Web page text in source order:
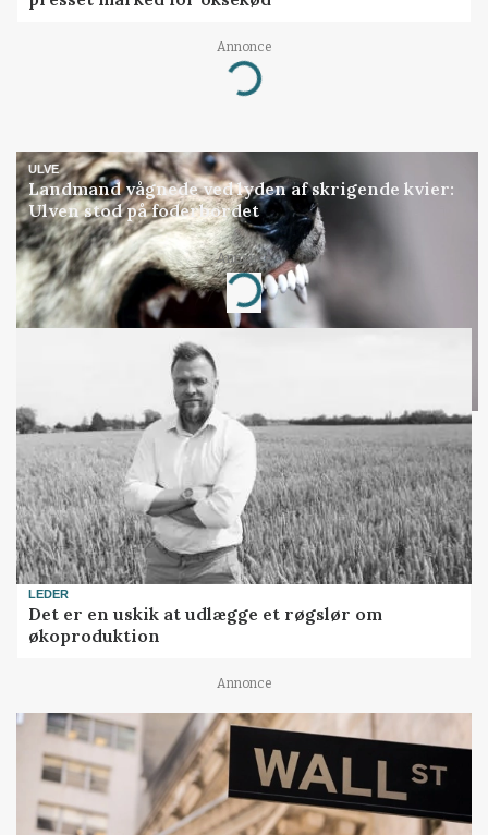
Annonce
Loading...
ULVE
Landmand vågnede ved lyden af skrigende kvier:
Ulven stod på foderbordet
Annonce
Loading...
LEDER
Det er en uskik at udlægge et røgslør om
økoproduktion
Annonce